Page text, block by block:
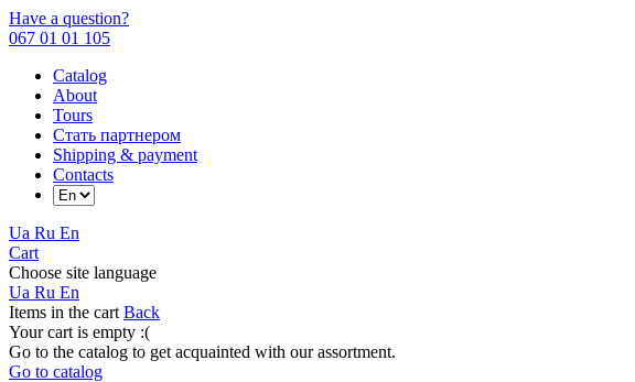
Have a question?
067 01 01 105
Catalog
About
Tours
Стать партнером
Shipping & payment
Contacts
Ua Ru En
Cart
Choose site language
Ua Ru En
Items in the cart Back
Your cart is empty :(
Go to the catalog to get acquainted with our assortment.
Go to catalog